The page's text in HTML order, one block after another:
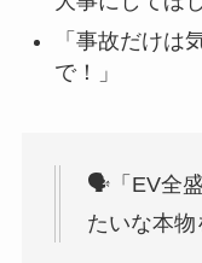
「事故だけは
で！」
🗣「EV全
たいな本物